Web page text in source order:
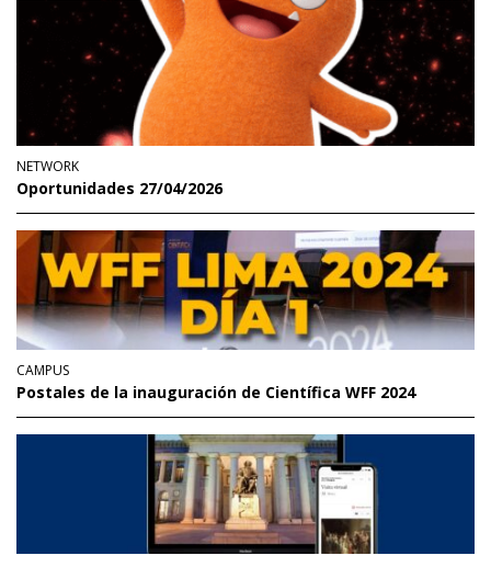
NETWORK
Oportunidades 27/04/2026
CAMPUS
Postales de la inauguración de Científica WFF 2024